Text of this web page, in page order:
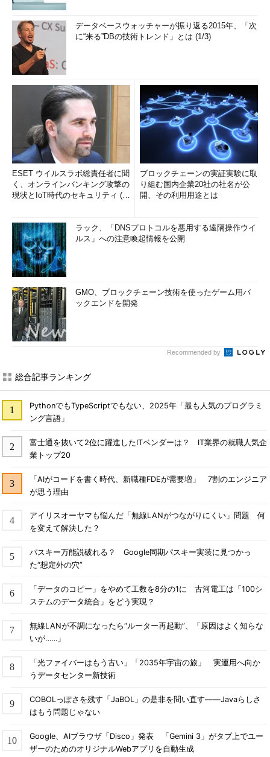
データベースウォッチャーが振り返る2015年、「次
に“来る”DBの技術トレンド」とは (1/3)
ESET ウイルスラボ総責任者に聞
く、オンラインバンキング攻撃の
現状とIoT時代のセキュリティ (1/
ブロックチェーンの実証実験に取
り組む国内企業20社の社名が公
開、その利用用途とは
ラック、「DNSプロトコルを悪用する遠隔操作ウイ
ルス」への注意喚起情報を公開
GMO、ブロックチェーン技術を使ったゲーム用バ
ックエンドを開発
Recommended by
総合記事ランキング
PythonでもTypeScriptでもない、2025年「最も人気のプログラミ
ング言語」
富士通を抜いて2位に躍進したITベンダーは？ IT業界の就職人気企
業トップ20
「AIがコードを書く時代、新職種FDEが需要増」 7割のエンジニア
が思う理由
アイリスオーヤマも悩んだ「無線LANがつながりにくい」問題 何
を変えて解決した？
パスキー万能説破れる？ Google同期パスキー実装に見つかっ
た“想定外の穴”
「データのコピー」をやめて工数を8分の1に 古河電工は「100シ
ステムのデータ統合」をどう実現？
無線LANが不調になったら“ルーター再起動”、「原因はよく知らな
いが……」
「光ファイバーはもう古い」「2035年宇宙の旅」 実運用へ向か
うデータセンター新技術
COBOLっぽさを残す「JaBOL」の是非を問い直す――Javaらしさ
はもう問題じゃない
Google、AIブラウザ「Disco」発表 「Gemini 3」がタブ上でユー
ザーのためのオリジナルWebアプリを自動生成